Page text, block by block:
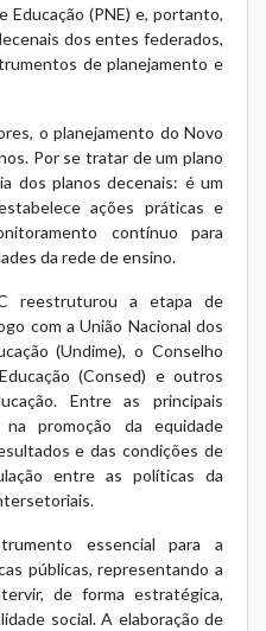
Educação (PNE) e, portanto,
dos entes federados,
de planejamento e
o planejamento do Novo
Por se tratar de um plano
dos planos decenais: é um
ações práticas e
contínuo para
da rede de ensino.
reestruturou a etapa de
com a União Nacional dos
(Undime), o Conselho
(Consed) e outros
Entre as principais
promoção da equidade
e das condições de
entre as políticas da
essencial para a
públicas, representando a
de forma estratégica,
social. A elaboração de